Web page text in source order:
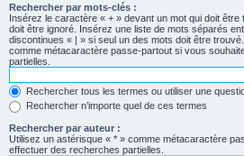
Rechercher par mots-clés :
Insérez le caractère « + » devant un mot qui doit
doit être ignoré. Insérez une liste de mots séparés
discontinues « | » si seul un des mots doit être
comme métacaractère passe-partout si vous
partielles.
Rechercher tous les termes ou utiliser une
Rechercher n’importe quel de ces termes
Rechercher par auteur :
Utilisez un astérisque « * » comme métacaractère
effectuer des recherches partielles.